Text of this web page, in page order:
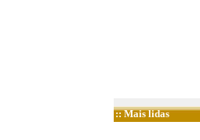
:: Mais lidas